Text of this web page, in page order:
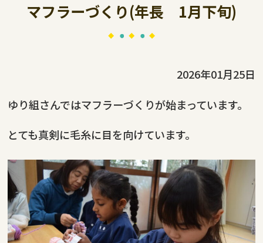
マフラーづくり(年長 1月下旬)
2026年01月25日
ゆり組さんではマフラーづくりが始まっています。
とても真剣に毛糸に目を向けています。